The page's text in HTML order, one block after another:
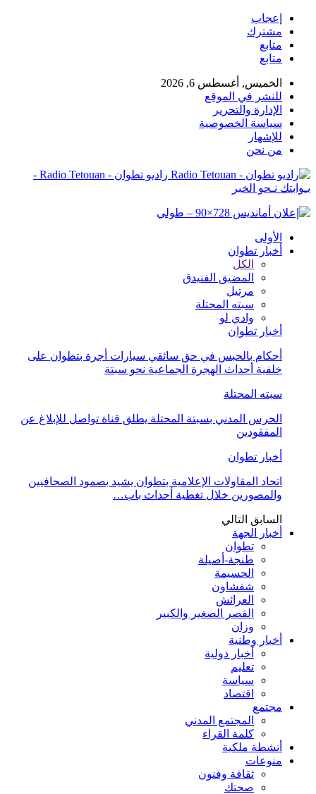
إعجاب
مشترك
متابع
متابع
الخميس, أغسطس 6, 2026
للنشر في الموقع
الإدارة والتحرير
سياسة الخصوصية
للإشهار
من نحن
راديو تطوان - Radio Tetouan -
بـوابتك نـحو الخبر
الأولى
أخبار تطوان
الكل
المضيق الفنيدق
مرتيل
سبته المحتلة
وادي لو
أخبار تطوان
أحكام بالحبس في حق سائقي سيارات أجرة بتطوان على
خلفية أحداث الهجرة الجماعية نحو سبتة
سبته المحتلة
الحرس المدني بسبتة المحتلة يطلق قناة تواصل للإبلاغ عن
المفقودين
أخبار تطوان
اتحاد المقاولات الإعلامية بتطوان يشيد بصمود الصحافيين
والمصورين خلال تغطية أحداث باب…
السابق التالي
أخبار الجهة
تطوان
طنجة-أصيلة
الحسيمة
شفشاون
العرائش
القصر الصغير والكبير
وزان
أخبار وطنية
أخبار دولية
تعليم
سياسة
اقتصاد
مجتمع
المجتمع المدني
كلمة القراء
أنشطة ملكية
منوعات
ثقافة وفنون
صحتك